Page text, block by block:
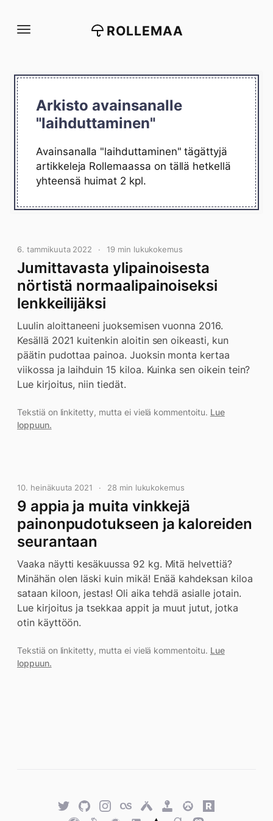
suoraan
ROLLEMAA
Arkisto avainsanalle
"laihduttaminen"
Avainsanalla "laihduttaminen" tägättyjä
artikkeleja Rollemaassa on tällä hetkellä
yhteensä huimat 2 kpl.
6. tammikuuta 2022 19 min lukukokemus
Jumittavasta ylipainoisesta
nörtistä normaalipainoiseksi
lenkkeilijäksi
Luulin aloittaneeni juoksemisen vuonna 2016.
Kesällä 2021 kuitenkin aloitin sen oikeasti, kun
päätin pudottaa painoa. Juoksin monta kertaa
viikossa ja laihduin 15 kiloa. Kuinka sen oikein tein?
Lue kirjoitus, niin tiedät.
Tekstiä on linkitetty, mutta ei vielä kommentoitu. Lue
loppuun.
10. heinäkuuta 2021 28 min lukukokemus
9 appia ja muita vinkkejä
painonpudotukseen ja kaloreiden
seurantaan
Vaaka näytti kesäkuussa 92 kg. Mitä helvettiä?
Minähän olen läski kuin mikä! Enää kahdeksan kiloa
sataan kiloon, jestas! Oli aika tehdä asialle jotain.
Lue kirjoitus ja tsekkaa appit ja muut jutut, jotka
otin käyttöön.
Tekstiä on linkitetty, mutta ei vielä kommentoitu. Lue
loppuun.
TwitterGitHubTwitterLast.fmUntappd
RetroOverwatch
Rawg.io